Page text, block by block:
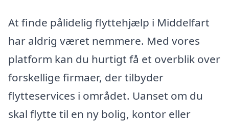
At finde pålidelig flyttehjælp i Middelfart
har aldrig været nemmere. Med vores
platform kan du hurtigt få et overblik over
forskellige firmaer, der tilbyder
flytteservices i området. Uanset om du
skal flytte til en ny bolig, kontor eller